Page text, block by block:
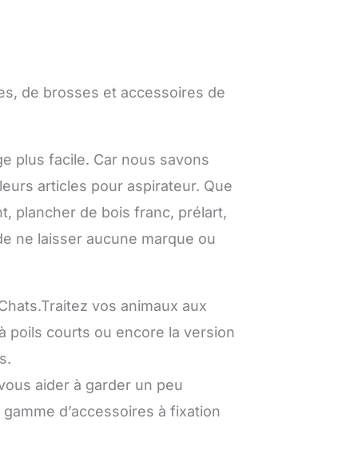
de brosses et accessoires de
plus facile. Car nous savons
articles pour aspirateur. Que
plancher de bois franc, prélart,
ne laisser aucune marque ou
vos animaux aux
poils courts ou encore la version
aider à garder un peu
d’accessoires à fixation